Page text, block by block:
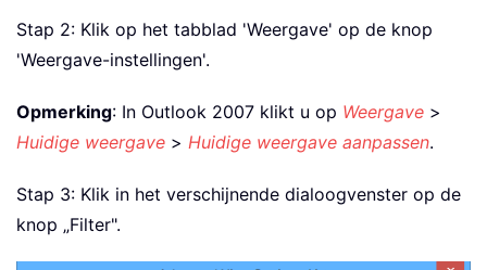
Stap 2: Klik op het tabblad 'Weergave' op de knop
'Weergave-instellingen'.
Opmerking: In Outlook 2007 klikt u op Weergave >
Huidige weergave > Huidige weergave aanpassen.
Stap 3: Klik in het verschijnende dialoogvenster op de
knop „Filter".